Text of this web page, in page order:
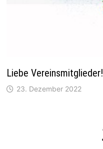
Liebe Vereinsmitglieder!
23. Dezember 2022